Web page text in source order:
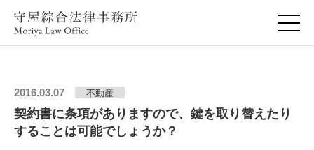
2016.03.07 不動産
契約書に条項がありますので、鍵を取り替えたり
することは可能でしょうか？